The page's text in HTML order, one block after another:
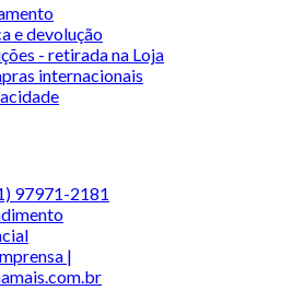
e devolução
- retirada na Loja
internacionais
97971-2181
|